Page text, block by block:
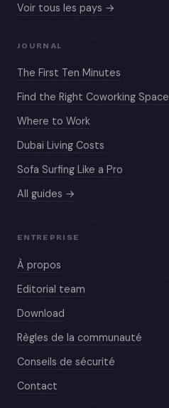
Voir tous les pays →
JOURNAL
The First Ten Minutes
Find the Right Coworking Space
Where to Work
Dubai Living Costs
Sofa Surfing Like a Pro
All guides →
ENTREPRISE
À propos
Editorial team
Download
Règles de la communauté
Conseils de sécurité
Contact